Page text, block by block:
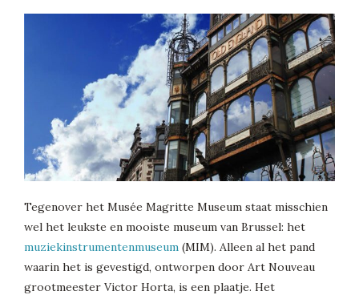
Tegenover het Musée Magritte Museum staat misschien
wel het leukste en mooiste museum van Brussel: het
muziekinstrumentenmuseum (MIM). Alleen al het pand
waarin het is gevestigd, ontworpen door Art Nouveau
grootmeester Victor Horta, is een plaatje. Het